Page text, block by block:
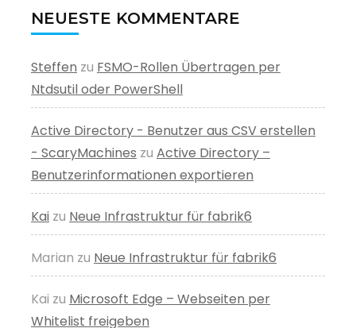
NEUESTE KOMMENTARE
Steffen zu FSMO-Rollen Übertragen per
Ntdsutil oder PowerShell
Active Directory - Benutzer aus CSV erstellen
- ScaryMachines zu Active Directory –
Benutzerinformationen exportieren
Kai zu Neue Infrastruktur für fabrik6
Marian zu Neue Infrastruktur für fabrik6
Kai zu Microsoft Edge – Webseiten per
Whitelist freigeben